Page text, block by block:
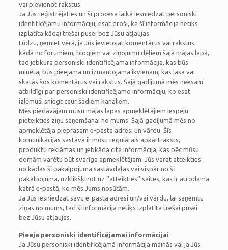
vai pievienot rakstus.
Ja Jūs reģistrējaties un šī procesa laikā iesniedzat personiski
identificējamu informāciju, esat droši, ka šī informācija netiks
izplatīta kādai trešai pusei bez Jūsu atļaujas.
Lūdzu, ņemiet vērā, ja Jūs ievietojat komentārus vai rakstus
kādā no forumiem, blogiem vai ziņojumu dēļiem šajā mājas lapā,
tad jebkura personiski identificējama informācija, kas būs
minēta, būs pieejama un izmantojama ikvienam, kas lasa vai
skatās šos komentārus vai rakstus. Šajā gadījumā mēs neesam
atbildīgi par personiski identificējamo informāciju, ko esat
izlēmuši sniegt caur šādiem kanāliem.
Mēs piedāvājam mūsu mājas lapas apmeklētājiem iespēju
pieteikties ziņu saņemšanai no mums. Šajā gadījumā mēs no
apmeklētāja pieprasam e-pasta adresi un vārdu. Šīs
komunikācijas sastāvā ir mūsu regulārais apkārtraksts,
produktu reklāmas un jebkāda cita informācija, kas pēc mūsu
domām varētu būt svarīga apmeklētājam. Jūs varat atteikties
no kādas šī pakalpojuma sastāvdaļas vai vispār no šī
pakalpojuma, uzklikšķinot uz ‘’atteikties’’ saites, kas ir atrodama
katrā e-pastā, ko mēs Jums nosūtām.
Ja Jūs iesniedzat savu e-pasta adresi un/vai vārdu, lai saņemtu
ziņas no mums, tad šī informācija netiks izplatīta trešai pusei
bez Jūsu atļaujas.
Pieeja personiski identificējamai informācijai
Ja Jūsu personiski identificējamā informācija mainās vai ja Jūs